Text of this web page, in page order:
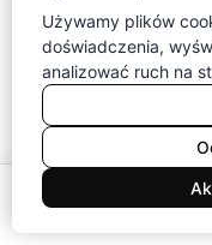
Jaką
swojego
Witryna dębowa
stylowi oraz
przedmiotów.
Używamy plików
doświadczenia,
analizować ruch na